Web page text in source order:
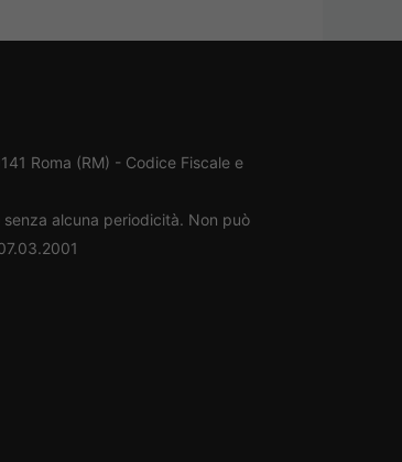
Roma (RM) - Codice Fiscale e
alcuna periodicità. Non può